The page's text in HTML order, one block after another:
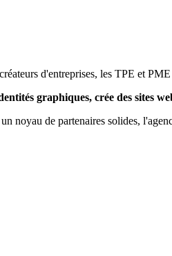
d'entreprises, les TPE et
graphiques, crée des sites
noyau de partenaires solides,